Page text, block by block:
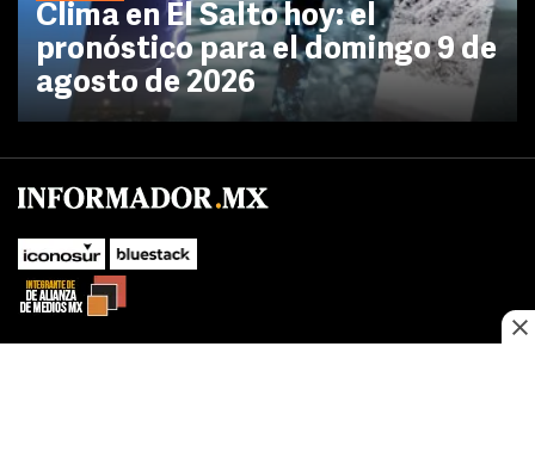
Clima en El Salto hoy: el
pronóstico para el domingo 9 de
agosto de 2026